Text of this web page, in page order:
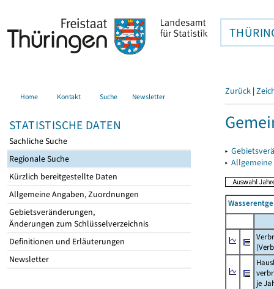
Home Kontakt Suche Newsletter
STATISTISCHE DATEN
Sachliche Suche
Regionale Suche
Kürzlich bereitgestellte Daten
Allgemeine Angaben, Zuordnungen
Gebietsveränderungen,
Änderungen zum Schlüsselverzeichnis
Definitionen und Erläuterungen
Newsletter
Zurück |
▸
▸
je